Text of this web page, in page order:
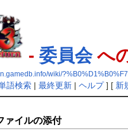
-委員会へ
wiki/
語検索 |最終更新 |ヘルプ] [ 新
ァイルの添付